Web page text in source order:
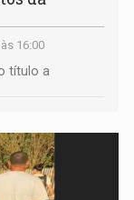
16:00
título a